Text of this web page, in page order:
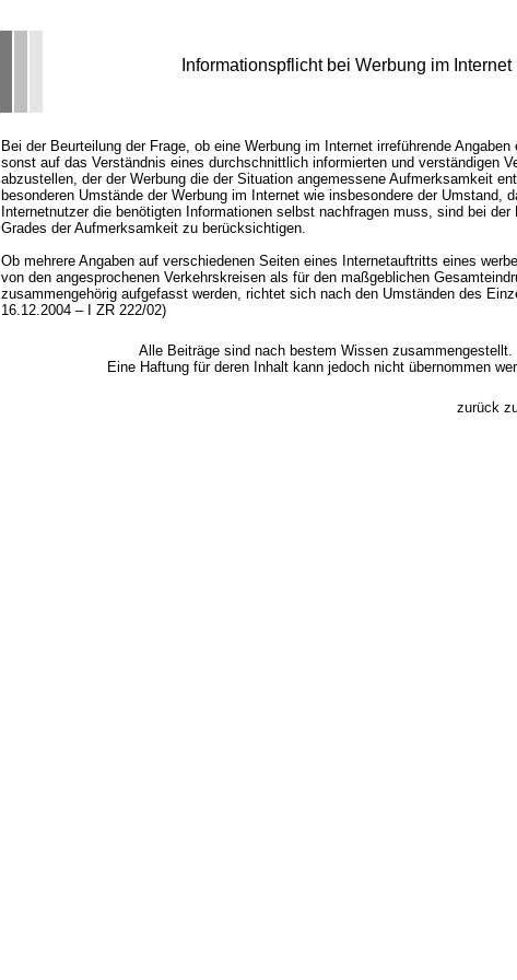
Informationspflicht bei Werbung im Internet
Bei der Beurteilung der Frage, ob eine Werbung im Internet irreführende
sonst auf das Verständnis eines durchschnittlich informierten und verständigen
abzustellen, der der Werbung die der Situation angemessene Aufmerksamkeit
besonderen Umstände der Werbung im Internet wie insbesondere der Umstand,
Internetnutzer die benötigten Informationen selbst nachfragen muss, sind bei der
Grades der Aufmerksamkeit zu berücksichtigen.
Ob mehrere Angaben auf verschiedenen Seiten eines Internetauftritts eines
von den angesprochenen Verkehrskreisen als für den maßgeblichen
zusammengehörig aufgefasst werden, richtet sich nach den Umständen des
16.12.2004 – I ZR 222/02)
Alle Beiträge sind nach bestem Wissen zusammengestellt.
Eine Haftung für deren Inhalt kann jedoch nicht übernommen
zurück